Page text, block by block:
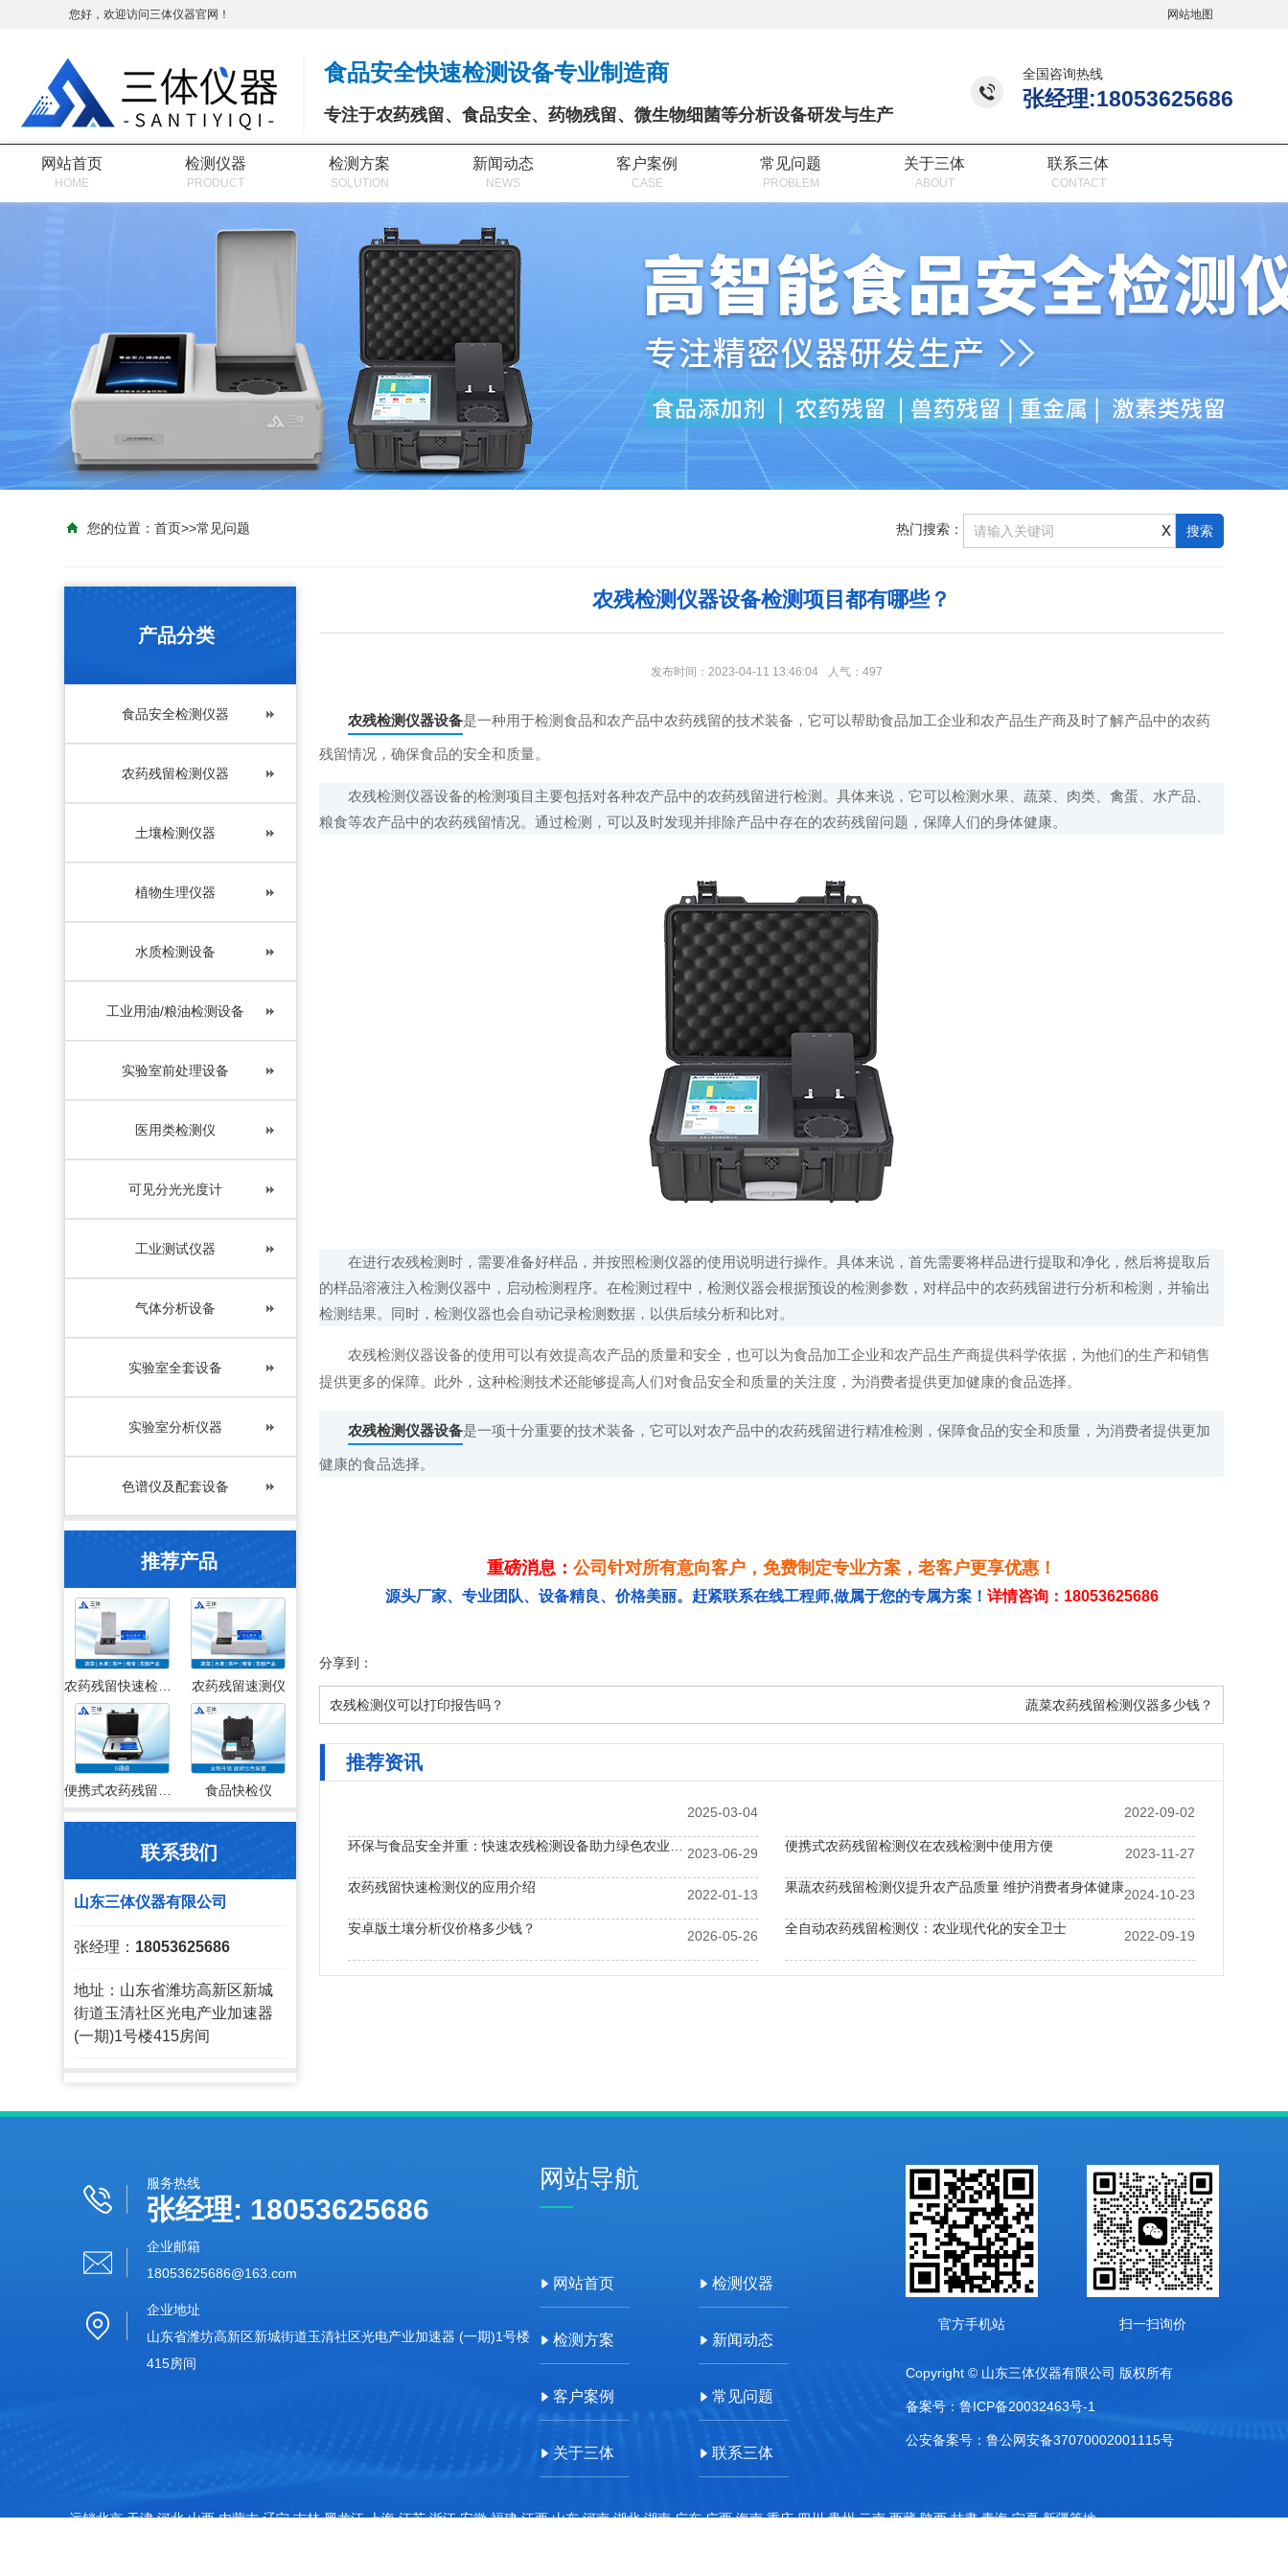
您好，欢迎访问三体仪器官网！ 网站地图
食品安全快速检测设备专业制造商
专注于农药残留、食品安全、药物残留、微生物细菌等分析设备研发与生产
全国咨询热线
张经理:18053625686
网站首页
HOME
检测仪器
PRODUCT
检测方案
SOLUTION
新闻动态
NEWS
客户案例
CASE
常见问题
PROBLEM
关于三体
ABOUT
联系三体
CONTACT
您的位置：首页>>常见问题 热门搜索： x
产品分类
食品安全检测仪器
农药残留检测仪器
土壤检测仪器
植物生理仪器
水质检测设备
工业用油/粮油检测设备
实验室前处理设备
医用类检测仪
可见分光光度计
工业测试仪器
气体分析设备
实验室全套设备
实验室分析仪器
色谱仪及配套设备
推荐产品
农药残留速测仪
食品快检仪
联系我们
山东三体仪器有限公司
张经理： 18053625686
地址：山东省潍坊高新区新城
街道玉清社区光电产业加速器
(一期)1号楼415房间
农残检测仪器设备检测项目都有哪些？
发布时间：2023-04-11 13:46:04 人气：497
农残检测仪器设备是一种用于检测食品和农产品中农药残留的技术装备，它可以帮助食品加工企业和农产品生产商及时了解产品中的农药
残留情况，确保食品的安全和质量。
农残检测仪器设备的检测项目主要包括对各种农产品中的农药残留进行检测。具体来说，它可以检测水果、蔬菜、肉类、禽蛋、水产品、
粮食等农产品中的农药残留情况。通过检测，可以及时发现并排除产品中存在的农药残留问题，保障人们的身体健康。
在进行农残检测时，需要准备好样品，并按照检测仪器的使用说明进行操作。具体来说，首先需要将样品进行提取和净化，然后将提取后
的样品溶液注入检测仪器中，启动检测程序。在检测过程中，检测仪器会根据预设的检测参数，对样品中的农药残留进行分析和检测，并输出
检测结果。同时，检测仪器也会自动记录检测数据，以供后续分析和比对。
农残检测仪器设备的使用可以有效提高农产品的质量和安全，也可以为食品加工企业和农产品生产商提供科学依据，为他们的生产和销售
提供更多的保障。此外，这种检测技术还能够提高人们对食品安全和质量的关注度，为消费者提供更加健康的食品选择。
农残检测仪器设备是一项十分重要的技术装备，它可以对农产品中的农药残留进行精准检测，保障食品的安全和质量，为消费者提供更加
健康的食品选择。
重磅消息：公司针对所有意向客户，免费制定专业方案，老客户更享优惠！
源头厂家、专业团队、设备精良、价格美丽。赶紧联系在线工程师,做属于您的专属方案！ 详情咨询：18053625686
分享到：
农残检测仪可以打印报告吗？ 蔬菜农药残留检测仪器多少钱？
推荐资讯
2025-03-04 2022-09-02
便携式农药残留检测仪在农残检测中使用方便
2023-06-29
农药残留快速检测仪的应用介绍
2023-11-27
果蔬农药残留检测仪提升农产品质量 维护消费者身体健康
2022-01-13
安卓版土壤分析仪价格多少钱？
2024-10-23
全自动农药残留检测仪：农业现代化的安全卫士
2026-05-26 2022-09-19
服务热线
张经理: 18053625686
企业邮箱
18053625686@163.com‬
企业地址
山东省潍坊高新区新城街道玉清社区光电产业加速器 (一期)1号楼
415房间
网站导航
网站首页 检测仪器
检测方案 新闻动态
客户案例 常见问题
关于三体 联系三体
官方手机站 扫一扫询价
Copyright © 山东三体仪器有限公司 版权所有
备案号：鲁ICP备20032463号-1
公安备案号：鲁公网安备37070002001115号
远销北京,天津,河北,山西,内蒙古,辽宁,吉林,黑龙江,上海,江苏,浙江,安徽,福建,江西,山东,河南,湖北,湖南,广东,广西,海南,重庆,四川,贵州,云南,西藏,陕西,甘肃,青海,宁夏,新疆等地